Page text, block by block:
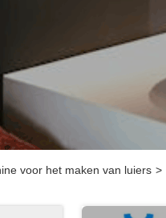
voor het maken van luiers >